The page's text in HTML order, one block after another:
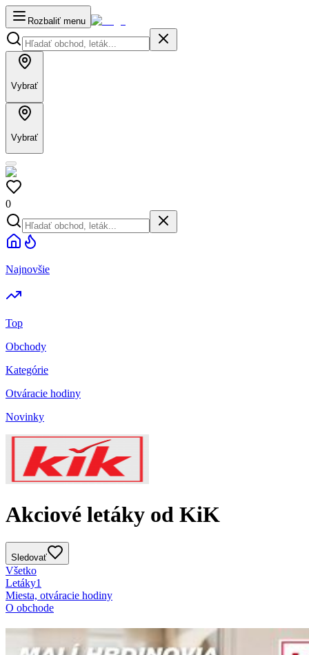
Rozbaliť menu
Vybrať
Vybrať
0
Najnovšie
Top
Obchody
Kategórie
Otváracie hodiny
Novinky
Akciové letáky od KiK
Sledovať
Všetko
Letáky1
Miesta, otváracie hodiny
O obchode